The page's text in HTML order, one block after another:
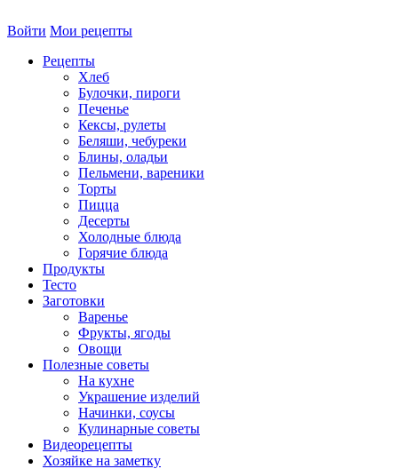
Войти Мои рецепты
Рецепты
Хлеб
Булочки, пироги
Печенье
Кексы, рулеты
Беляши, чебуреки
Блины, оладьи
Пельмени, вареники
Торты
Пицца
Десерты
Холодные блюда
Горячие блюда
Продукты
Тесто
Заготовки
Варенье
Фрукты, ягоды
Овощи
Полезные советы
На кухне
Украшение изделий
Начинки, соусы
Кулинарные советы
Видеорецепты
Хозяйке на заметку